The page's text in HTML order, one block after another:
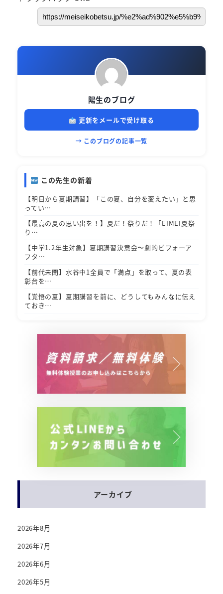
陽生のブログ
更新をメールで受け取る
→ このブログの記事一覧
この先生の新着
【明日から夏期講習】「この夏、自分を変えたい」と思
ってい…
【最高の夏の思い出を！】夏だ！祭りだ！「EIMEI夏祭
り…
【中学1.2年生対象】夏期講習決意会〜劇的ビフォーア
フタ…
【前代未聞】水谷中1全員で「満点」を取って、夏の表
彰台を…
【覚悟の夏】夏期講習を前に、どうしてもみんなに伝え
ておき…
アーカイブ
2026年8月
2026年7月
2026年6月
2026年5月